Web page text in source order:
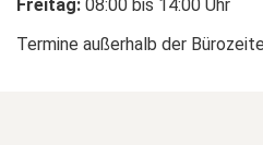
Freitag: 08:00 bis 14:00 Uhr
Termine außerhalb der